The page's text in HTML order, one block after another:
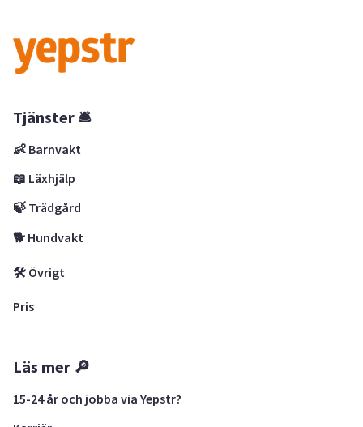
Tjänster 🛎
👶 Barnvakt
📖 Läxhjälp
🍃 Trädgård
🐕 Hundvakt
🛠 Övrigt
Pris
Läs mer 🔎
15-24 år och jobba via Yepstr?